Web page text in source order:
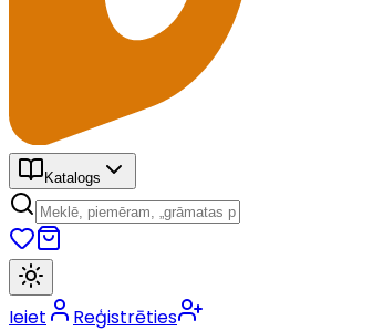
Katalogs
Ieiet Reģistrēties